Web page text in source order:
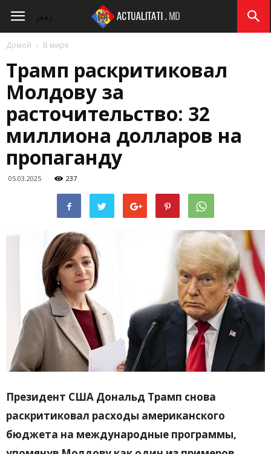
/**/
Actualitati.md
Домой В мире
Трамп раскритиковал
Молдову за
расточительство: 32
миллиона долларов на
пропаганду
05.03.2025 237
Президент США Дональд Трамп снова
раскритиковал расходы американского
бюджета на международные программы,